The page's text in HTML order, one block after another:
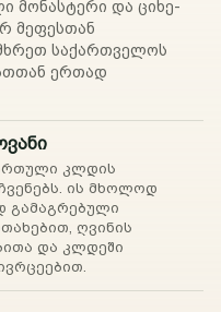
მონასტერი და ციხე-
მეფესთან
საქართველოს
ერთად
კლდის
ის მხოლოდ
გამაგრებული
ღვინის
და კლდეში